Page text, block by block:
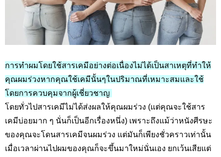
การทำผมโดยใช้สารเคมีอย่างต่อเนื่องไม่ได้เป็นสาเหตุที่ทำให้
คุณผมร่วงหากคุณใช้เคมีนั้นๆในปริมาณที่เหมาะสมและใช้
โดยการควบคุมจากผู้เชี่ยวชาญ
โดยทั่วไปสารเคมีไม่ได้ส่งผลให้คุณผมร่วง (แต่คุณจะใช้สาร
เคมีบ่อยมาก ๆ นั่นก็เป็นอีกเรื่องหนึ่ง) เพราะถึงแม้ว่าหนังศีรษะ
ของคุณจะโดนสารเคมีจนผมร่วง แต่มันก็เพียงชั่วคราวเท่านั้น
เมื่อเวลาผ่านไปผมของคุณก็จะขึ้นมาใหม่นั่นเอง ยกเว้นเสียแต่